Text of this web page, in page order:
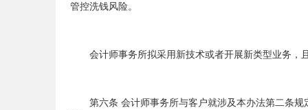
管控洗钱风险。
会计师事务所拟采用新技术或者开展新类型业务，
第六条 会计师事务所与客户就涉及本办法第二条规